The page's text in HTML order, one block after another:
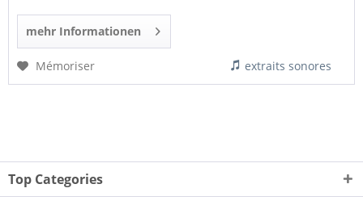
mehr Informationen
Mémoriser extraits sonores
Top Categories